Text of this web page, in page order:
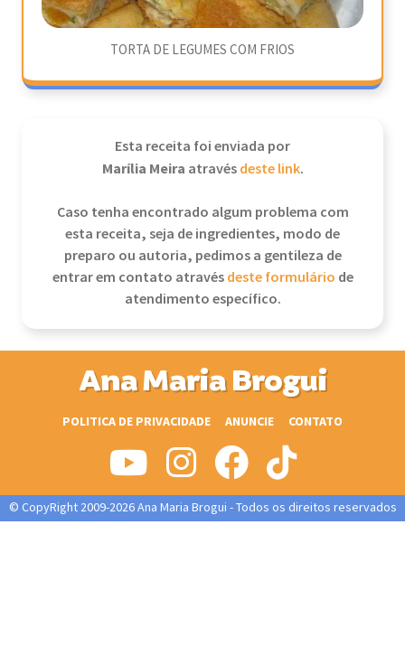
TORTA DE LEGUMES COM FRIOS
Esta receita foi enviada por
Marília Meira atravésdeste link.
Caso tenha encontrado algum problema com
esta receita, seja de ingredientes, modo de
preparo ou autoria, pedimos a gentileza de
entrar em contato atravésdeste formulário de
atendimento específico.
Ana Maria Brogui
POLITICA DE PRIVACIDADE ANUNCIE CONTATO
© CopyRight 2009-2026 Ana Maria Brogui - Todos os direitos reservados